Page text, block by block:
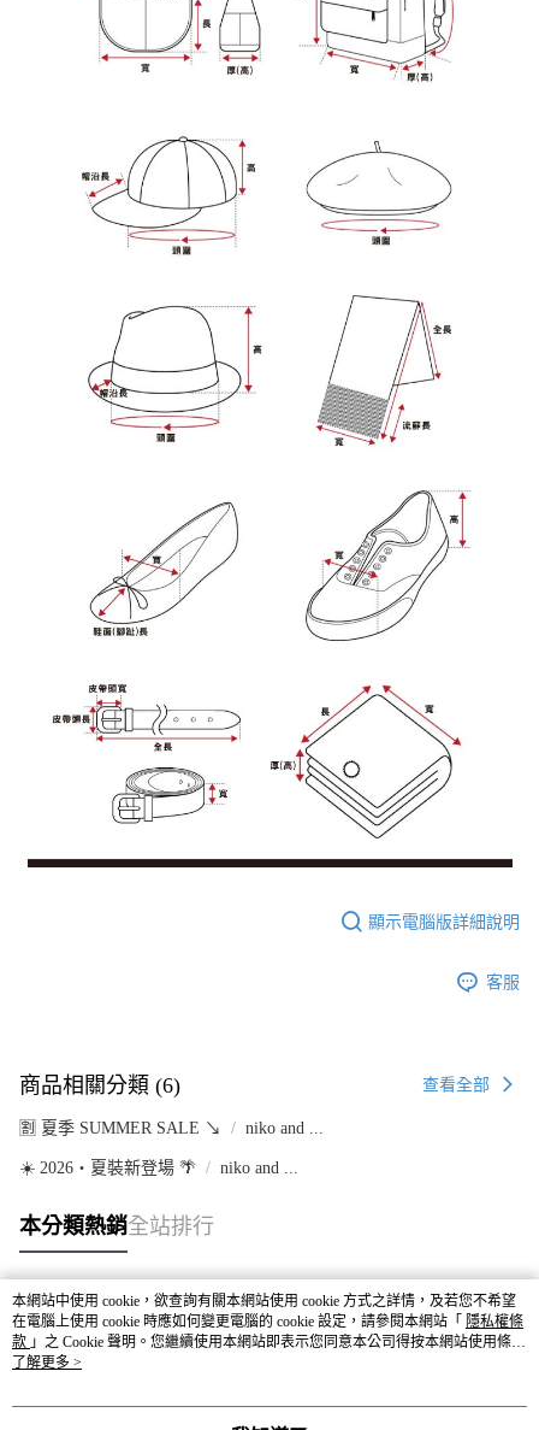
顯示電腦版詳細說明
客服
商品相關分類 (6) 查看全部
🈹 夏季 SUMMER SALE ↘️ niko and ...
☀️ 2026・夏裝新登場 🌴 niko and ...
本分類熱銷全站排行
熱門標籤
本網站中使用 cookie，欲查詢有關本網站使用 cookie 方式之詳情，及若您不希望
在電腦上使用 cookie 時應如何變更電腦的 cookie 設定，請參閱本網站「 隱私權條
款 」之 Cookie 聲明。您繼續使用本網站即表示您同意本公司得按本網站使用條款
之 Cookie 聲明使用 cookie。
了解更多 >